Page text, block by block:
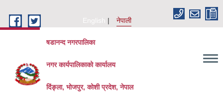
English
नेपाली
षडानन्द नगरपालिका
नगर कार्यपालिकाको कार्यालय
दिंङ्ला, भोजपुर, कोशी प्रदेश, नेपाल